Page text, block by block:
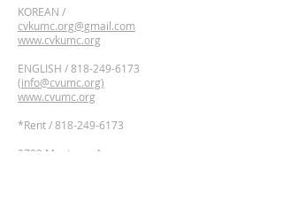
KOREAN /
cvkumc.org@gmail.com
www.cvkumc.org
ENGLISH /818-249-6173
(info@cvumc.org)
www.cvumc.org
​*Rent /818-249-6173
2700 Montrose Ave,